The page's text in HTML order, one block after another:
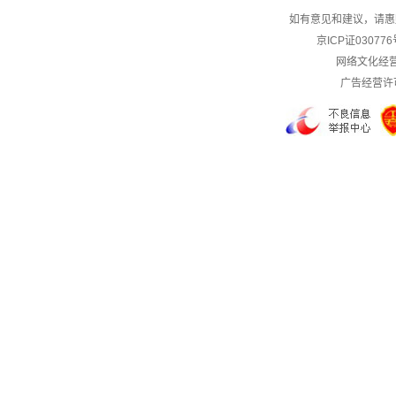
如有意见和建议，请
京ICP证030776
网络文化经
广告经营